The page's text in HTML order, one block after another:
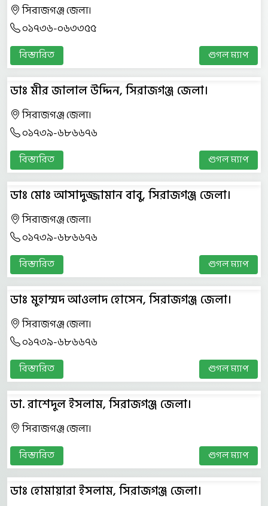
সিরাজগঞ্জ জেলা।
০১৭৩৬-০৬৩৩৫৫
বিস্তারিত গুগল ম্যাপ
ডাঃ মীর জালাল উদ্দিন, সিরাজগঞ্জ জেলা।
সিরাজগঞ্জ জেলা।
০১৭৩৯-৬৮৬৬৭৬
বিস্তারিত গুগল ম্যাপ
ডাঃ মোঃ আসাদুজ্জামান বাবু, সিরাজগঞ্জ জেলা।
সিরাজগঞ্জ জেলা।
০১৭৩৯-৬৮৬৬৭৬
বিস্তারিত গুগল ম্যাপ
ডাঃ মুহাম্মদ আওলাদ হোসেন, সিরাজগঞ্জ জেলা।
সিরাজগঞ্জ জেলা।
০১৭৩৯-৬৮৬৬৭৬
বিস্তারিত গুগল ম্যাপ
ডা. রাশেদুল ইসলাম, সিরাজগঞ্জ জেলা।
সিরাজগঞ্জ জেলা।
বিস্তারিত গুগল ম্যাপ
ডাঃ হোমায়ারা ইসলাম, সিরাজগঞ্জ জেলা।